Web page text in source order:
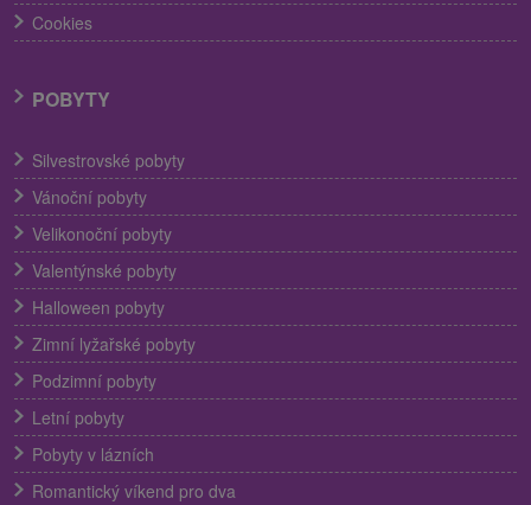
Cookies
POBYTY
Silvestrovské pobyty
Vánoční pobyty
Velikonoční pobyty
Valentýnské pobyty
Halloween pobyty
Zimní lyžařské pobyty
Podzimní pobyty
Letní pobyty
Pobyty v lázních
Romantický víkend pro dva